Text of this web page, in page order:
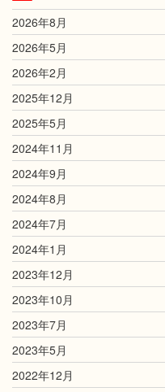
2026年8月
2026年5月
2026年2月
2025年12月
2025年5月
2024年11月
2024年9月
2024年8月
2024年7月
2024年1月
2023年12月
2023年10月
2023年7月
2023年5月
2022年12月